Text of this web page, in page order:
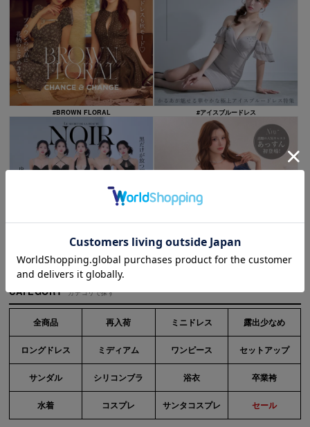
#BROWN FLORAL #アイスブルードレス
#BLACK DRESS #あっすん着用 ミディアムドレス
CATEGORY カテゴリで探す
全商品 再入荷 ミニドレス 露出少なめ
ロングドレス ミディアム ワンピース セットアップ
サンダル シリコンブラ 浴衣 卒業袴
水着 コスプレ サンタコスプレ セール